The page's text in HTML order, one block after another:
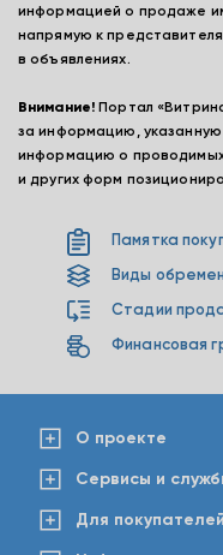
информацией о продаже
напрямую к
в объявлениях.
Внимание! Портал
за информацию,
информацию о проводимых
и других форм
Памятка
Виды
Стадии
Финансовая
О проекте
Сервисы и
Для покупателей